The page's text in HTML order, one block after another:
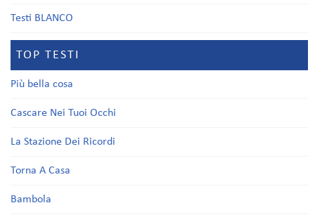
Testi BLANCO
TOP TESTI
Più bella cosa
Cascare Nei Tuoi Occhi
La Stazione Dei Ricordi
Torna A Casa
Bambola